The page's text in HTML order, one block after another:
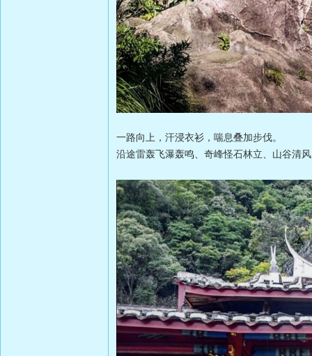
一路向上，汗浸衣衫，喘息叠加步伐。
沿途雷轰飞瀑轰鸣、奇峰怪石林立、山谷清